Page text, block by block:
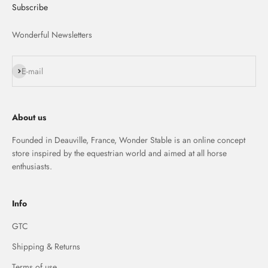
Subscribe
Wonderful Newsletters
E-mail
S'inscrire
About us
Founded in Deauville, France, Wonder Stable is an online concept
store inspired by the equestrian world and aimed at all horse
enthusiasts.
Info
GTC
Shipping & Returns